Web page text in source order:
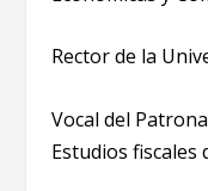
Rector de la
Vocal del
Estudios fiscales